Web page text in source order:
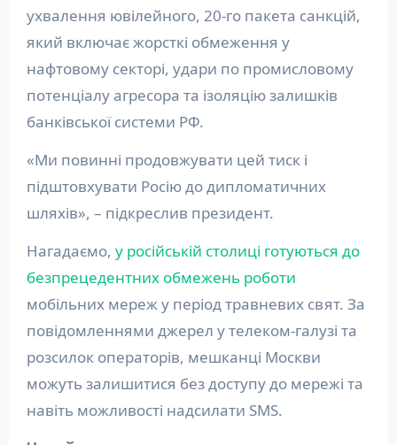
ухвалення ювілейного, 20-го пакета санкцій,
який включає жорсткі обмеження у
нафтовому секторі, удари по промисловому
потенціалу агресора та ізоляцію залишків
банківської системи РФ.
«Ми повинні продовжувати цей тиск і
підштовхувати Росію до дипломатичних
шляхів», – підкреслив президент.
Нагадаємо, у російській столиці готуються до
безпрецедентних обмежень роботи
мобільних мереж у період травневих свят. За
повідомленнями джерел у телеком-галузі та
розсилок операторів, мешканці Москви
можуть залишитися без доступу до мережі та
навіть можливості надсилати SMS.